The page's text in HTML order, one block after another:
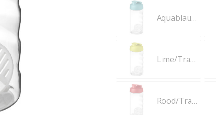
Aquablauw/Transparent
Lime/Transparent
Rood/Transparent